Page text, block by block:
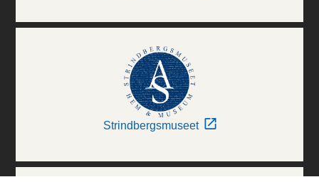
Strindbergsmuseet